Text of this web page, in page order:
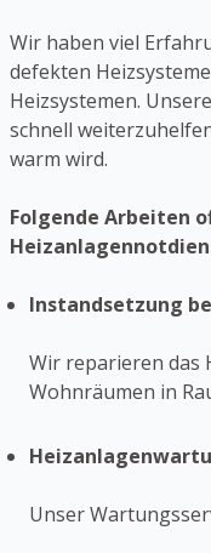
Wir haben viel
defekten
Heizsystemen.
schnell
warm wird.
Folgende Arbeiten
Instandsetzung
Wir reparieren das
Wohnräumen in
Unser